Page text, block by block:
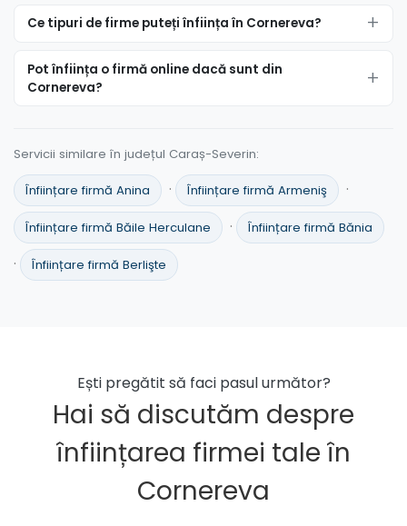
Ce tipuri de firme puteți înființa în Cornereva?
Pot înființa o firmă online dacă sunt din
Cornereva?
Servicii similare în județul Caraș-Severin:
Înființare firmă Anina · Înființare firmă Armeniş ·
Înființare firmă Băile Herculane · Înființare firmă Bănia
· Înființare firmă Berlişte
Ești pregătit să faci pasul următor?
Hai să discutăm despre
înființarea firmei tale în
Cornereva